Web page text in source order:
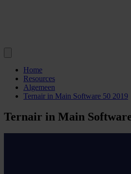
Home
Resources
Algemeen
Ternair in Main Software 50 2019
Ternair in Main